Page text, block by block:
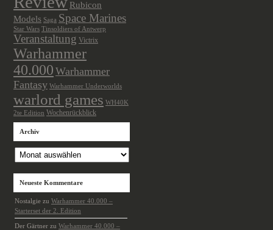
Rubicon
Models Saga Space Marines
Star Wars Tinsoldiers of Antwerp
Veranstaltung Victrix
Warhammer
40.000 Warhammer
Fantasy Warhammer Underworlds
warlord games WH40K
2te Edition Wochenrückblick
Archiv
Neueste Kommentare
Nostalgie zu Warhammer 40.000 –
Starterset der 2. Edition
Der Gärtner zu Warhammer 40.000 –